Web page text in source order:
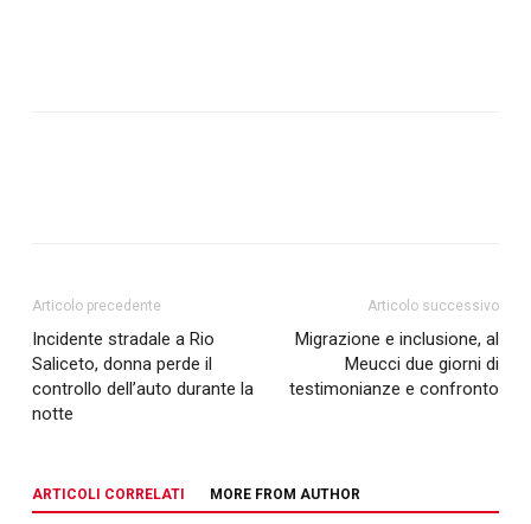
Articolo precedente
Incidente stradale a Rio
Saliceto, donna perde il
controllo dell’auto durante la
notte
Articolo successivo
Migrazione e inclusione, al
Meucci due giorni di
testimonianze e confronto
ARTICOLI CORRELATI MORE FROM AUTHOR